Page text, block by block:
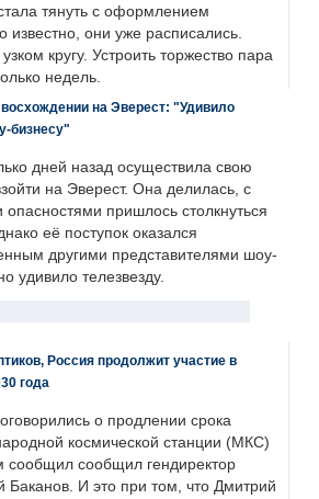
тянуть с оформлением
известно, они уже расписались.
кругу. Устроить торжество пара
недель.
на Эверест: "Удивило
бизнесу"
дней назад осуществила свою
на Эверест. Она делилась, с
опасностями пришлось столкнуться
её поступок оказался
другими представителями шоу-
удивило телезвезду.
Россия продолжит участие в
года
о продлении срока
космической станции (МКС)
сообщил сообщил гендиректор
Баканов. И это при том, что Дмитрий